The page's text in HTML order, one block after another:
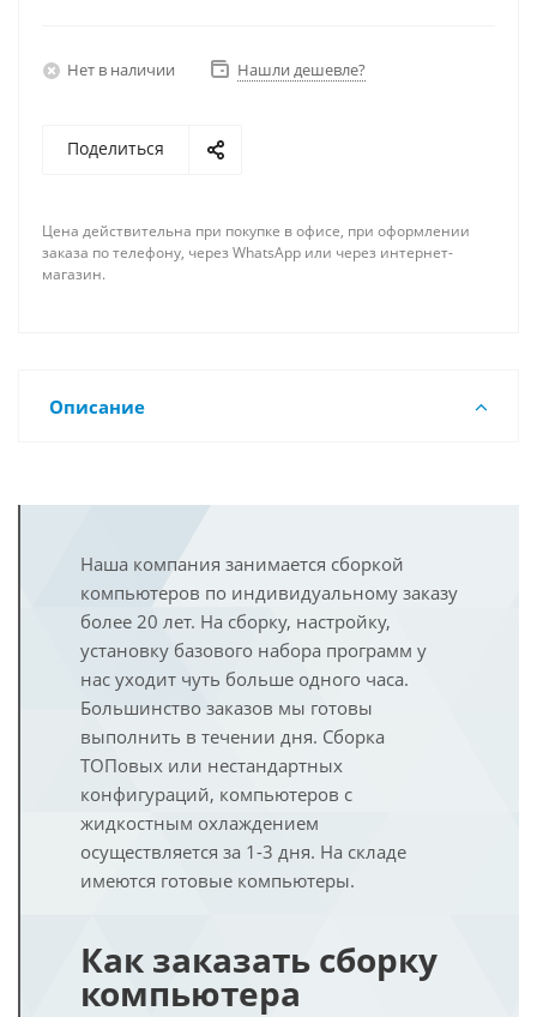
Нет в наличии Нашли дешевле?
Поделиться
Цена действительна при покупке в офисе, при оформлении
заказа по телефону, через WhatsApp или через интернет-
магазин.
Описание
Наша компания занимается сборкой
компьютеров по индивидуальному заказу
более 20 лет. На сборку, настройку,
установку базового набора программ у
нас уходит чуть больше одного часа.
Большинство заказов мы готовы
выполнить в течении дня. Сборка
ТОПовых или нестандартных
конфигураций, компьютеров с
жидкостным охлаждением
осуществляется за 1-3 дня. На складе
имеются готовые компьютеры.
Как заказать сборку
компьютера